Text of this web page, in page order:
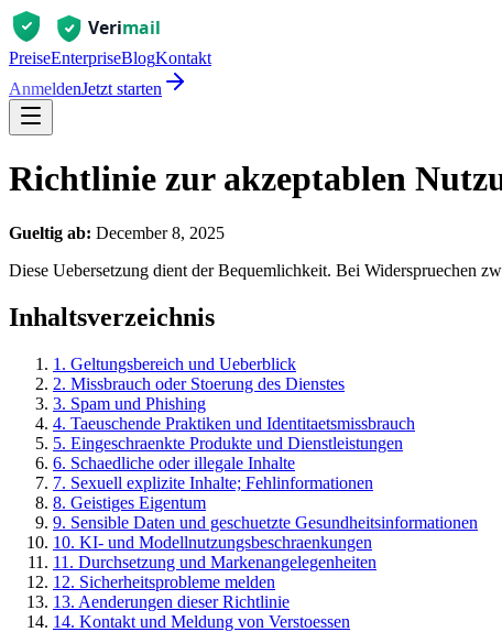
PreiseEnterpriseBlogKontakt
AnmeldenJetzt starten
Richtlinie zur akzeptablen
Gueltig ab: December 8, 2025
Diese Uebersetzung dient der Bequemlichkeit. Bei Widerspruechen
Inhaltsverzeichnis
1. Geltungsbereich und Ueberblick
2. Missbrauch oder Stoerung des Dienstes
3. Spam und Phishing
4. Taeuschende Praktiken und Identitaetsmissbrauch
5. Eingeschraenkte Produkte und Dienstleistungen
6. Schaedliche oder illegale Inhalte
7. Sexuell explizite Inhalte; Fehlinformationen
8. Geistiges Eigentum
9. Sensible Daten und geschuetzte Gesundheitsinformationen
10. KI- und Modellnutzungsbeschraenkungen
11. Durchsetzung und Markenangelegenheiten
12. Sicherheitsprobleme melden
13. Aenderungen dieser Richtlinie
14. Kontakt und Meldung von Verstoessen